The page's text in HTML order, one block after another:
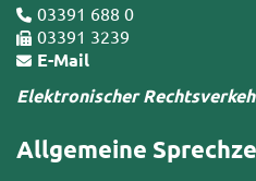
03391 688 0
03391 3239
E-Mail
Elektronischer
Allgemeine